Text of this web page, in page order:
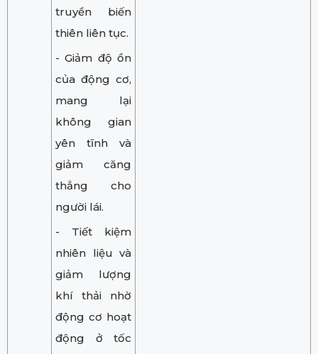
truyền biến
thiên liên tục.
- Giảm độ ồn
của động cơ,
mang lại
không gian
yên tĩnh và
giảm căng
thẳng cho
người lái.
- Tiết kiệm
nhiên liệu và
giảm lượng
khí thải nhờ
động cơ hoạt
động ở tốc